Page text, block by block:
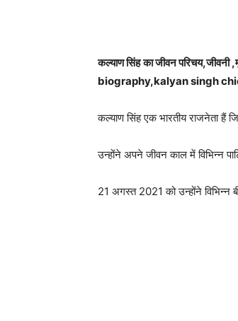
कल्याण सिंह का जीवन परिचय,जीवनी
biography,kalyan singh
कल्याण सिंह एक भारतीय राजनेता हैं
उन्होंने अपने जीवन काल में विभिन्न
21 अगस्त 2021 को उन्होंने विभिन्न